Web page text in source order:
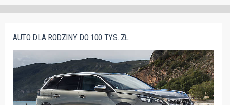
AUTO DLA RODZINY DO 100 TYS. ZŁ